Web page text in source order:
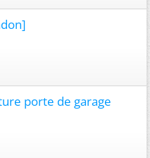
porte de garage